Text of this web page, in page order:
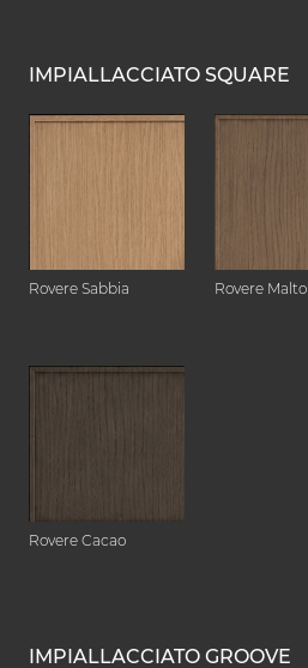
IMPIALLACCIATO SQUARE
Rovere Sabbia Rovere Malto
Rovere Cacao
IMPIALLACCIATO GROOVE